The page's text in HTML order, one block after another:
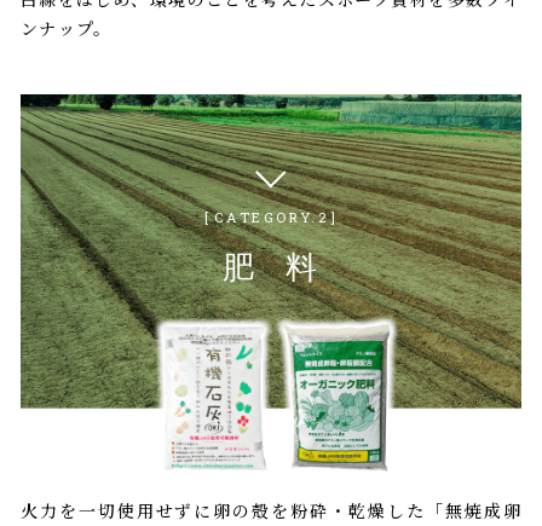
ンナップ。
CATEGORY.2
肥料
火力を一切使用せずに卵の殻を粉砕・乾燥した「無焼成卵